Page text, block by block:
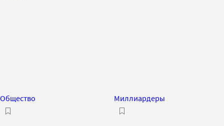
Общество Миллиардеры